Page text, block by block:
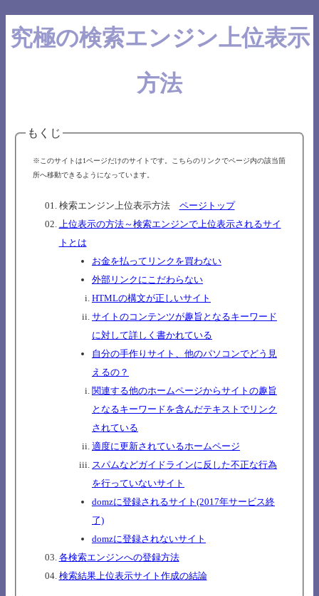
究極の検索エンジン上位表示
方法
もくじ
※このサイトは1ページだけのサイトです。こちらのリンクでページ内の該当箇
所へ移動できるようになっています。
検索エンジン上位表示方法 ページトップ
上位表示の方法～検索エンジンで上位表示されるサイ
トとは
お金を払ってリンクを買わない
外部リンクにこだわらない
HTMLの構文が正しいサイト
サイトのコンテンツが趣旨となるキーワード
に対して詳しく書かれている
自分の手作りサイト、他のパソコンでどう見
えるの？
関連する他のホームページからサイトの趣旨
となるキーワードを含んだテキストでリンク
されている
適度に更新されているホームページ
スパムなどガイドラインに反した不正な行為
を行っていないサイト
domzに登録されるサイト(2017年サービス終
了)
domzに登録されないサイト
各検索エンジンへの登録方法
検索結果上位表示サイト作成の結論